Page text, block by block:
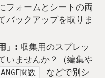
フォームとシートの両
バックアップを取りま
」: 収集用のスプレッ
いませんか？（編集や
関数
などで別シ